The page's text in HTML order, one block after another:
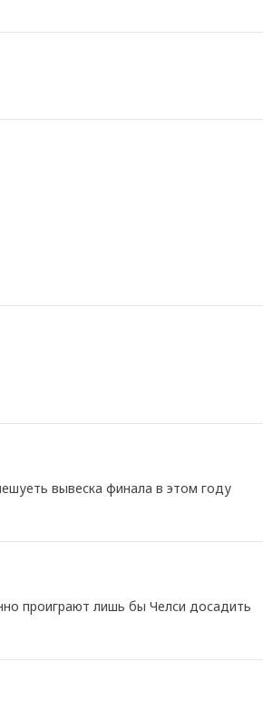
вывеска финала в этом году
проиграют лишь бы Челси досадить